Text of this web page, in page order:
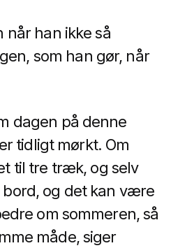
når han ikke så
som han gør, når
dagen på denne
tidligt mørkt. Om
til tre træk, og selv
bord, og det kan være
om sommeren, så
måde, siger